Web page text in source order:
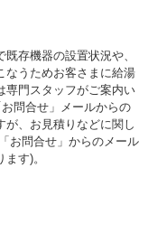
存機器の設置状況や、
なうためお客さまに給湯
専門スタッフがご案内い
問合せ」メールからの
が、お見積りなどに関し
お問合せ」からのメール
す)。